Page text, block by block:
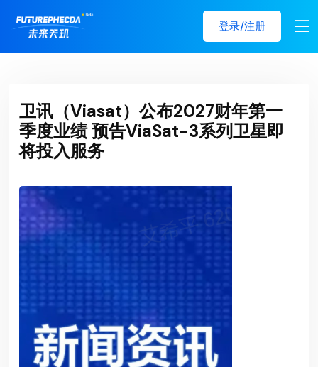
登录/注册
卫讯（Viasat）公布2027财年第一
季度业绩 预告ViaSat-3系列卫星即
将投入服务